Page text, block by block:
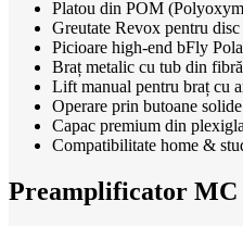
Platou din POM
Greutate Revox pentru
Picioare high-end bFly
Braț metalic cu tub din
Lift manual pentru braț cu
Operare prin butoane
Capac premium din
Compatibilitate home &
Preamplificator